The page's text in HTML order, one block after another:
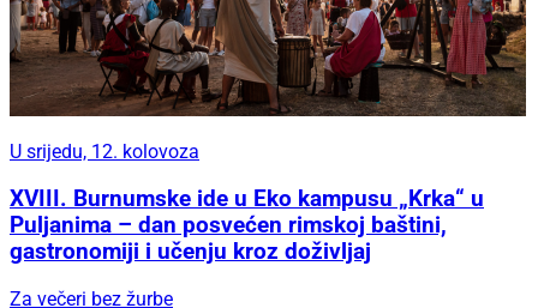
U srijedu, 12. kolovoza
XVIII. Burnumske ide u Eko kampusu „Krka“ u
Puljanima – dan posvećen rimskoj baštini,
gastronomiji i učenju kroz doživljaj
Za večeri bez žurbe